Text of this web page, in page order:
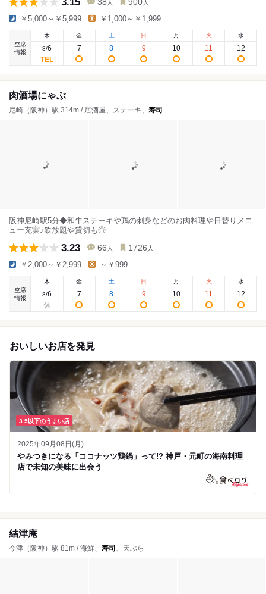
38 人 900 人
￥5,000～￥5,999 ￥1,000～￥1,999
空席
情報
木
8/6
金
7
土
8
日
9
月
10
火
11
水
12
肉酒場にゃぶ
尼崎（阪神）駅 314m / 居酒屋、ステーキ、 寿司
阪神尼崎駅5分◆和牛ステーキや鶏の刺身などのお肉料理や日替りメニ
ュー充実♪飲放題や貸切も◎
3.23 66 人 1726 人
￥2,000～￥2,999 ～￥999
空席
情報
木
8/6
金
7
土
8
日
9
月
10
火
11
水
12
おいしいお店を発見
3.5以下のうまい店
2025年09月08日(月)
やみつきになる「ココナッツ鶏鍋」って!? 神戸・元町の海南料理
店で未知の美味に出会う
結津庵
今津（阪神）駅 81m / 海鮮、 寿司 、天ぷら